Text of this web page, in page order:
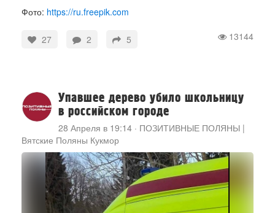
Фото: https://ru.freepik.com
13144
27 2 5
Упавшее дерево убило школьницу
в российском городе
28 Апреля в 19:14 · ПОЗИТИВНЫЕ ПОЛЯНЫ |
Вятские Поляны Кукмор